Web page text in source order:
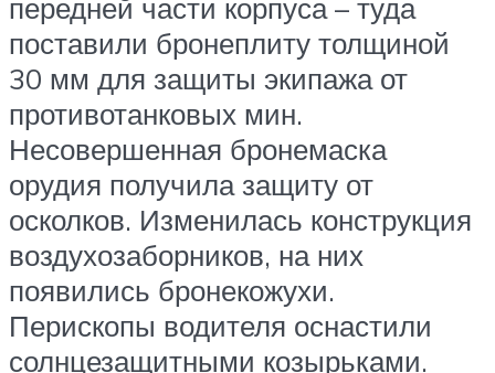
передней части корпуса – туда
поставили бронеплиту толщиной
30 мм для защиты экипажа от
противотанковых мин.
Несовершенная бронемаска
орудия получила защиту от
осколков. Изменилась конструкция
воздухозаборников, на них
появились бронекожухи.
Перископы водителя оснастили
солнцезащитными козырьками.